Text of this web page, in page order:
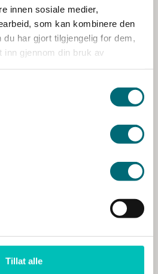
innen sosiale medier,
som kan kombinere den
har gjort tilgjengelig for dem,
inn gjennom din bruk av
Tillat alle
og ledelse
IT-prosjekt og